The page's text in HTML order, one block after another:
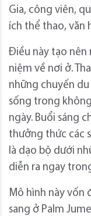
Gia, công viên,
ích thể thao, văn
Điều này tạo nên
niệm về nơi ở.
những chuyến
sống trong
ngày. Buổi sáng
thưởng thức các
là dạo bộ dưới
diễn ra ngay
Mô hình này vốn
sang ở Palm